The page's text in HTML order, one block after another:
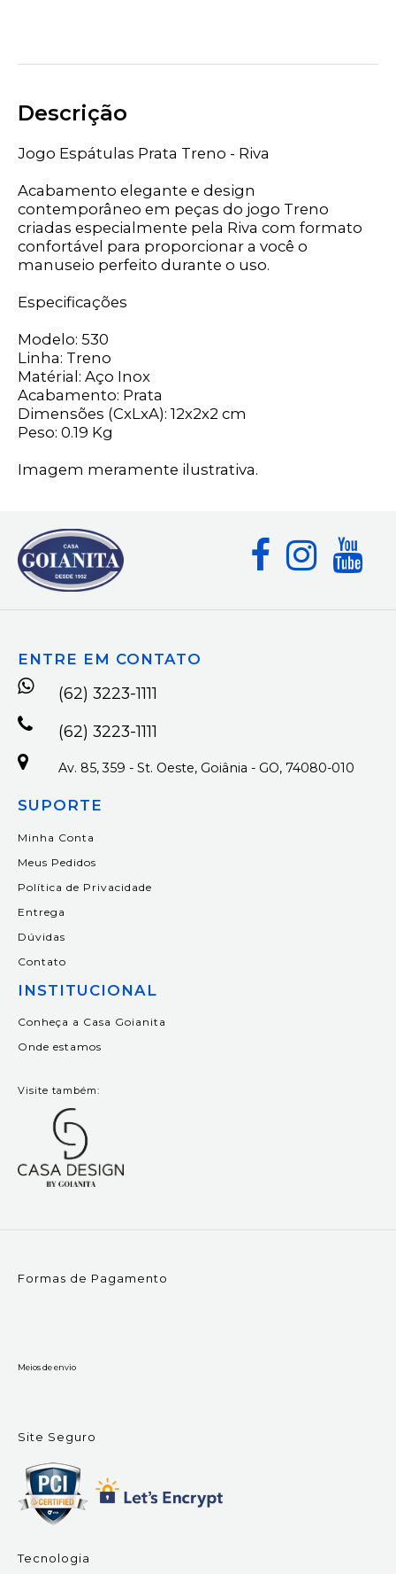
Descrição
Jogo Espátulas Prata Treno - Riva
Acabamento elegante e design
contemporâneo em peças do jogo Treno
criadas especialmente pela Riva com formato
confortável para proporcionar a você o
manuseio perfeito durante o uso.
Especificações
Modelo: 530
Linha: Treno
Matérial: Aço Inox
Acabamento: Prata
Dimensões (CxLxA): 12x2x2 cm
Peso: 0.19 Kg
Imagem meramente ilustrativa.
ENTRE EM CONTATO
(62) 3223-1111
(62) 3223-1111
Av. 85, 359 - St. Oeste, Goiânia - GO, 74080-010
SUPORTE
Minha Conta
Meus Pedidos
Política de Privacidade
Entrega
Dúvidas
Contato
INSTITUCIONAL
Conheça a Casa Goianita
Onde estamos
Visite também:
Formas de Pagamento
Meios de envio
Site Seguro
Tecnologia